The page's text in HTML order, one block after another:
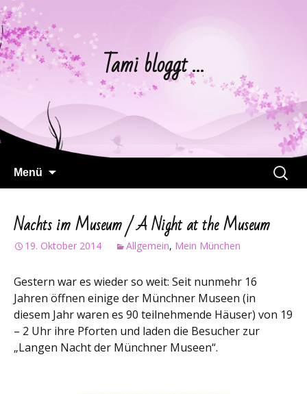
Tami bloggt …
Menü
Suchen
nach:
Nachts im Museum / A Night at the Museum
19. Oktober 2014 Allgemein, Mein München
Gestern war es wieder so weit: Seit nunmehr 16
Jahren öffnen einige der Münchner Museen (in
diesem Jahr waren es 90 teilnehmende Häuser) von 19
– 2 Uhr ihre Pforten und laden die Besucher zur
„Langen Nacht der Münchner Museen“.